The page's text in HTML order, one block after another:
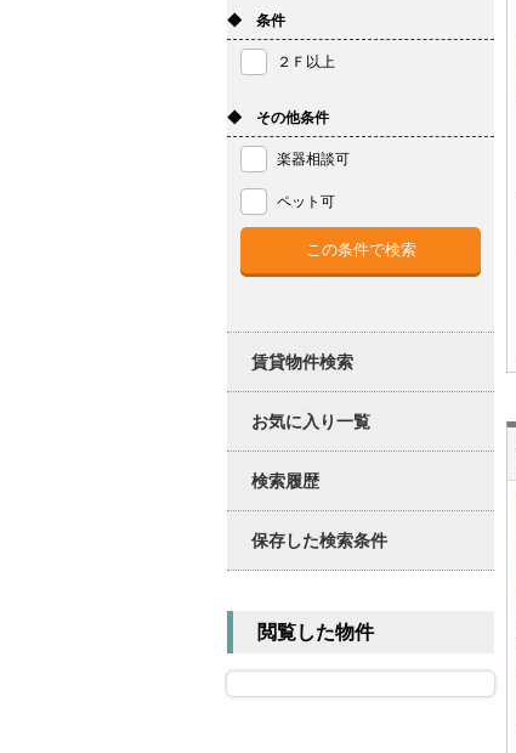
◆ 条件
２Ｆ以上
◆ その他条件
楽器相談可
ペット可
賃貸物件検索
お気に入り一覧
検索履歴
保存した検索条件
閲覧した物件